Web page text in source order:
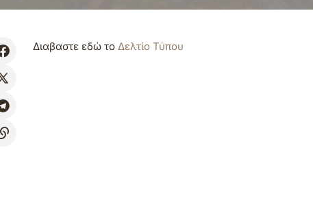
Διαβαστε εδώ το Δελτίο Τύπου